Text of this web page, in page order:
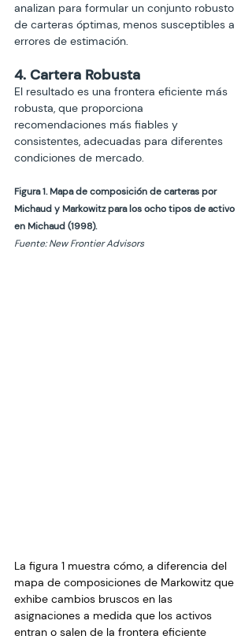
analizan para formular un conjunto robusto
de carteras óptimas, menos susceptibles a
errores de estimación.
4. Cartera Robusta
El resultado es una frontera eficiente más
robusta, que proporciona
recomendaciones más fiables y
consistentes, adecuadas para diferentes
condiciones de mercado.
Figura 1. Mapa de composición de carteras por
Michaud y Markowitz para los ocho tipos de activo
en Michaud (1998).
Fuente: New Frontier Advisors
La figura 1 muestra cómo, a diferencia del
mapa de composiciones de Markowitz que
exhibe cambios bruscos en las
asignaciones a medida que los activos
entran o salen de la frontera eficiente